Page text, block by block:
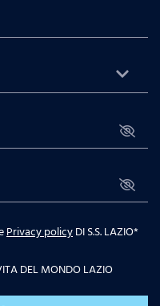
Privacy policyDI S.S. LAZIO*
DEL MONDO LAZIO